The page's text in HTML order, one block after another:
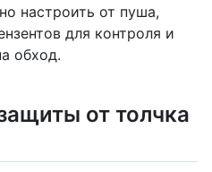
настроить от пуша,
для контроля и
обход.
от толчка